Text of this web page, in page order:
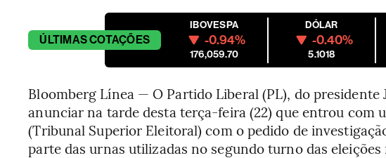
ÚLTIMASCOTAÇÕES
IBOVESPA
-0.94%
176,059.70
DÓLAR
-0.40%
5.1018
Bloomberg Línea — O Partido Liberal (PL), do presidente
anunciar na tarde desta terça-feira (22) que entrou com
(Tribunal Superior Eleitoral) com o pedido de
parte das urnas utilizadas no segundo turno das